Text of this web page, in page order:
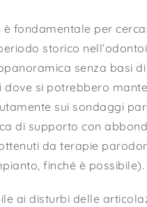
fondamentale per
storico
senza basi
dove si potrebbero
sui sondaggi
di supporto con
da terapie
finché è possibile).
ai disturbi delle